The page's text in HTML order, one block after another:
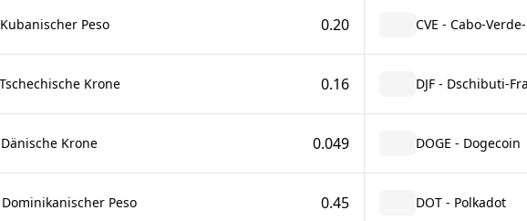
Peso 0.20 CVE - Cabo-
Krone 0.16 DJF - Dschibuti-
Krone 0.049 DOGE - Dogecoin
Dominikanischer Peso 0.45 DOT - Polkadot